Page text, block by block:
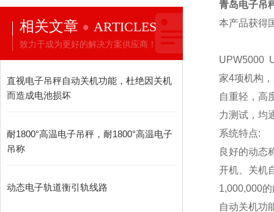
相关文章 ARTICLES
致力于成为更好的解决方案供应商！
直视电子吊秤自动关机功能，杜绝因关机
而造成电池损坏
耐1800°高温电子吊秤，耐1800°高温电子
吊称
动态电子轨道衡引轨线路
青岛电子吊
本产品获得
UPW5000
家4项机构
自重轻，高
力测试，均
系统特点:
良好的动态
开机、关机
1,000,000
自动关机功